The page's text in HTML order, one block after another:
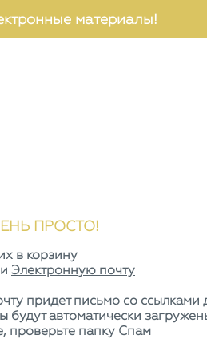
материалы!
ПРОСТО!
в корзину
и Электронную почту
придет письмо со ссылками
автоматически
проверьте папку Спам